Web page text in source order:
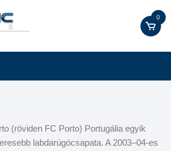
0
(röviden FC Porto) Portugália egyik
labdarúgócsapata. A 2003–04-es